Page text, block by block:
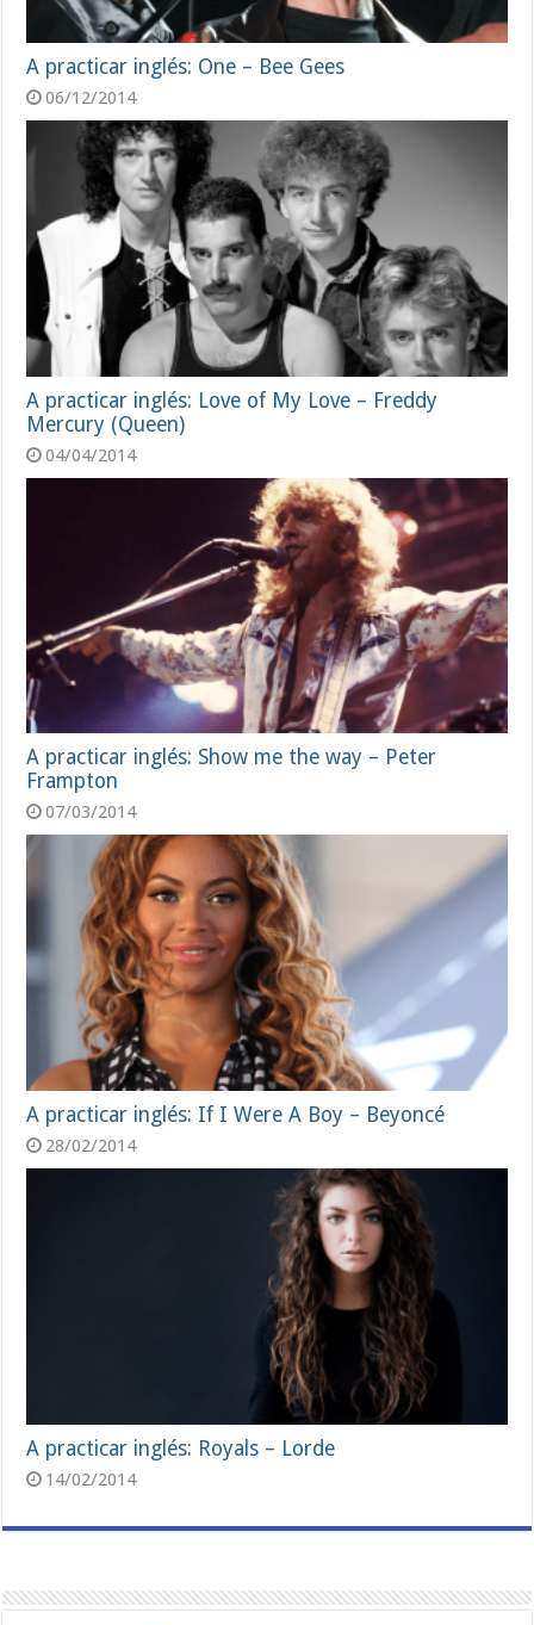
A practicar inglés: One – Bee Gees
06/12/2014
A practicar inglés: Love of My Love – Freddy
Mercury (Queen)
04/04/2014
A practicar inglés: Show me the way – Peter
Frampton
07/03/2014
A practicar inglés: If I Were A Boy – Beyoncé
28/02/2014
A practicar inglés: Royals – Lorde
14/02/2014